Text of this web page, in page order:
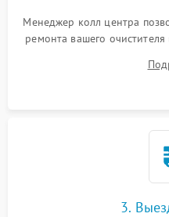
Менеджер колл центра
ремонта вашего
3.